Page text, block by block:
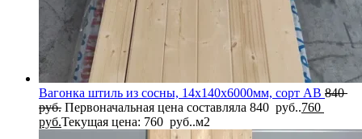
Вагонка штиль из сосны, 14x140x6000мм, сорт AB 840
руб. Первоначальная цена составляла 840 руб..760
руб.Текущая цена: 760 руб..м2